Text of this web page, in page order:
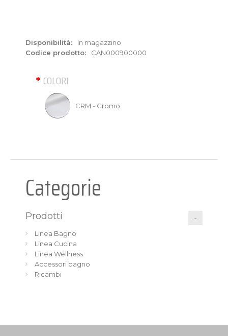
Disponibilità:
In magazzino
Codice prodotto:
CAN000900000
COLORI
CRM - Cromo
Categorie
Prodotti
Linea Bagno
Linea Cucina
Linea Wellness
Accessori bagno
Ricambi